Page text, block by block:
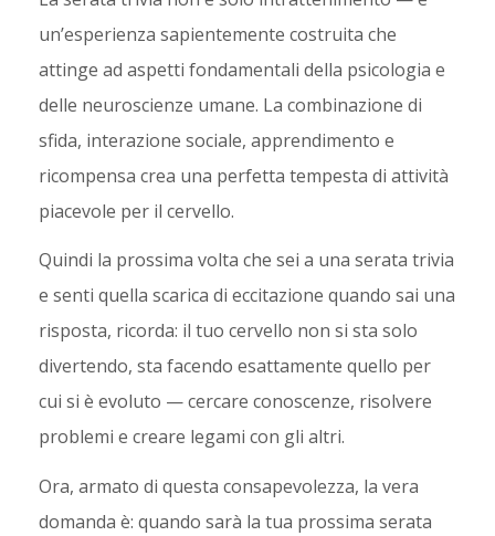
un’esperienza sapientemente costruita che
attinge ad aspetti fondamentali della psicologia e
delle neuroscienze umane. La combinazione di
sfida, interazione sociale, apprendimento e
ricompensa crea una perfetta tempesta di attività
piacevole per il cervello.
Quindi la prossima volta che sei a una serata trivia
e senti quella scarica di eccitazione quando sai una
risposta, ricorda: il tuo cervello non si sta solo
divertendo, sta facendo esattamente quello per
cui si è evoluto — cercare conoscenze, risolvere
problemi e creare legami con gli altri.
Ora, armato di questa consapevolezza, la vera
domanda è: quando sarà la tua prossima serata